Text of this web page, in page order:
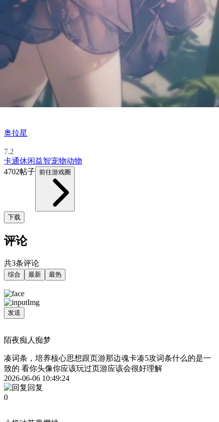
奥拉星
7.2
卡通休闲益智宠物动物
4702帖子 前往游戏圈
下载
评论
共3条评论
综合 最新 最热
发送
陌夜痴人痴梦
凑词条，培养核心思想跟页游那边魂卡凑5攻词条什么的是一
致的 看你头像你应该玩过页游应该会很好理解
2026-06-06 10:49:24
回复
0